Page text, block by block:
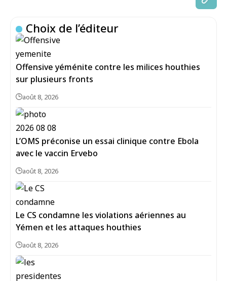
Choix de l’éditeur
Offensive yéménite contre les milices houthies
sur plusieurs fronts
août 8, 2026
L’OMS préconise un essai clinique contre Ebola
avec le vaccin Ervebo
août 8, 2026
Le CS condamne les violations aériennes au
Yémen et les attaques houthies
août 8, 2026